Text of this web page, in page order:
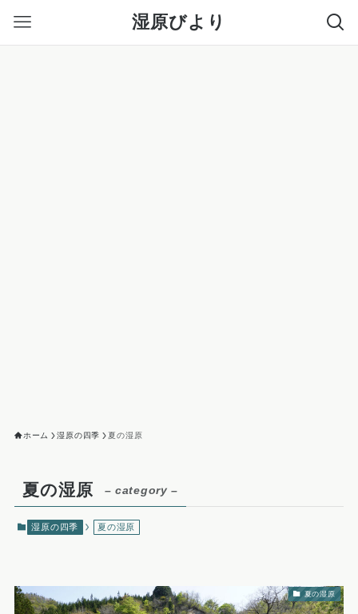
湿原びより
ホーム 湿原の四季 夏の湿原
夏の湿原 – category –
湿原の四季 夏の湿原
夏の湿原